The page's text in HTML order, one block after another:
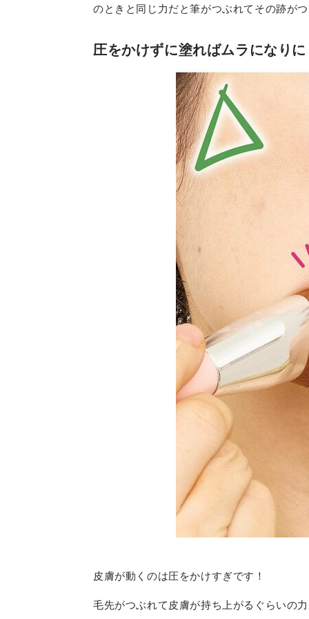
のときと同じ力だと筆がつぶれてその跡が
圧をかけずに塗ればムラになり
皮膚が動くのは圧をかけすぎです！
毛先がつぶれて皮膚が持ち上がるぐらいの